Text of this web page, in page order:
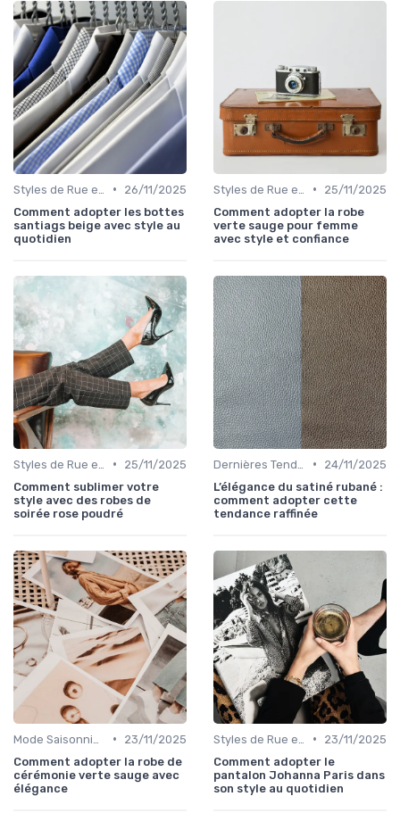
•
26/11/2025
Comment adopter les bottes
santiags beige avec style au
quotidien
•
25/11/2025
Comment adopter la robe
verte sauge pour femme
avec style et confiance
•
25/11/2025
Comment sublimer votre
style avec des robes de
soirée rose poudré
•
24/11/2025
L’élégance du satiné rubané :
comment adopter cette
tendance raffinée
•
23/11/2025
Comment adopter la robe de
cérémonie verte sauge avec
élégance
•
23/11/2025
Comment adopter le
pantalon Johanna Paris dans
son style au quotidien